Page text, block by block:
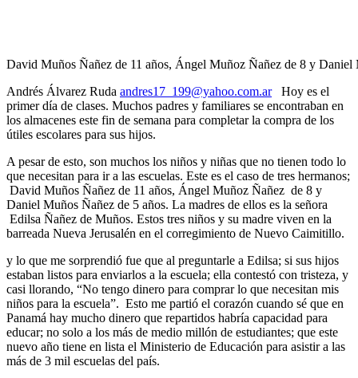
David Muños Ñañez de 11 años, Ángel Muñoz Ñañez de 8 y
Andrés Álvarez Ruda andres17_199@yahoo.com.arHoy es el
primer día de clases. Muchos padres y familiares se encontraban en
los almacenes este fin de semana para completar la compra de los
útiles escolares para sus hijos.
A pesar de esto, son muchos los niños y niñas que no tienen todo lo
que necesitan para ir a las escuelas. Este es el caso de tres hermanos;
David Muños Ñañez de 11 años, Ángel Muñoz Ñañez de 8 y
Daniel Muños Ñañez de 5 años. La madres de ellos es la señora
Edilsa Ñañez de Muños. Estos tres niños y su madre viven en la
barreada Nueva Jerusalén en el corregimiento de Nuevo Caimitillo.
y lo que me sorprendió fue que al preguntarle a Edilsa; si sus hijos
estaban listos para enviarlos a la escuela; ella contestó con tristeza, y
casi llorando, “No tengo dinero para comprar lo que necesitan mis
niños para la escuela”. Esto me partió el corazón cuando sé que en
Panamá hay mucho dinero que repartidos habría capacidad para
educar; no solo a los más de medio millón de estudiantes; que este
nuevo año tiene en lista el Ministerio de Educación para asistir a las
más de 3 mil escuelas del país.